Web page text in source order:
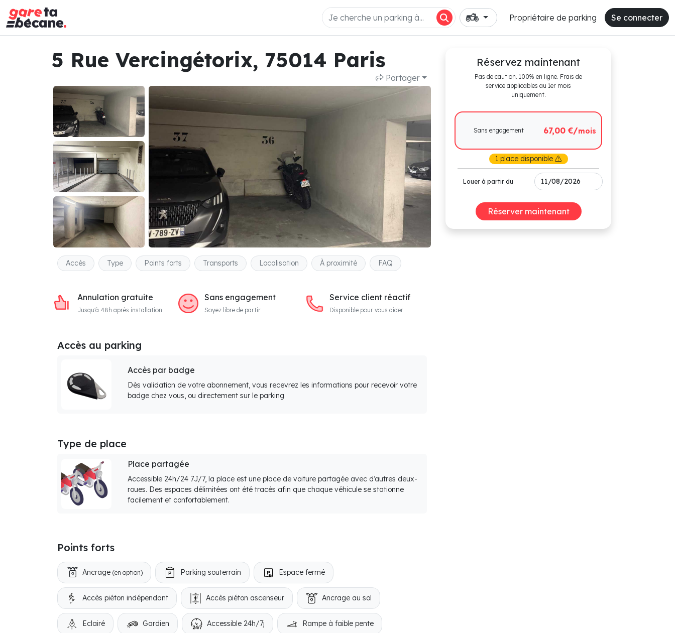
Propriétaire de parking Se connecter
5 Rue Vercingétorix, 75014 Paris
Partager
Accès Type Points forts Transports Localisation À proximité FAQ
Annulation gratuite
Jusqu'à 48h après installation
Sans engagement
Soyez libre de partir
Service client réactif
Disponible pour vous aider
Accès au parking
Accès par badge
Dès validation de votre abonnement, vous recevrez les informations pour recevoir votre
badge chez vous, ou directement sur le parking
Type de place
Place partagée
Accessible 24h/24 7J/7, la place est une place de voiture partagée avec d’autres deux-
roues. Des espaces délimitées ont été tracés afin que chaque véhicule se stationne
facilement et confortablement.
Points forts
Ancrage (en option) Parking souterrain Espace fermé
Accès piéton indépendant Accès piéton ascenseur Ancrage au sol
Eclairé Gardien Accessible 24h/7j Rampe à faible pente
Réservez maintenant
Pas de caution. 100% en ligne. Frais de
service applicables au 1er mois
uniquement.
Sans engagement 67,00 €/mois
1 place disponible
Louer à partir du
Réserver maintenant